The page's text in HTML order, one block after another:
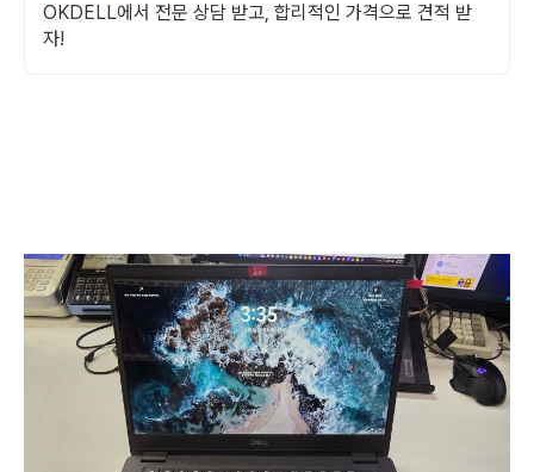
OKDELL에서 전문 상담 받고, 합리적인 가격으로 견적 받
자!